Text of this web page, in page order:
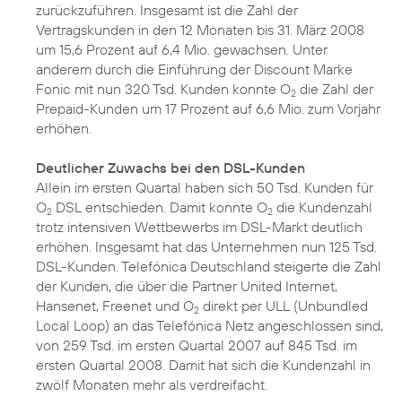
zurückzuführen. Insgesamt ist die Zahl der
Vertragskunden in den 12 Monaten bis 31. März 2008
um 15,6 Prozent auf 6,4 Mio. gewachsen. Unter
anderem durch die Einführung der Discount Marke
Fonic mit nun 320 Tsd. Kunden konnte O2 die Zahl der
Prepaid-Kunden um 17 Prozent auf 6,6 Mio. zum Vorjahr
erhöhen.
Deutlicher Zuwachs bei den DSL-Kunden
Allein im ersten Quartal haben sich 50 Tsd. Kunden für
O2 DSL entschieden. Damit konnte O2 die Kundenzahl
trotz intensiven Wettbewerbs im DSL-Markt deutlich
erhöhen. Insgesamt hat das Unternehmen nun 125 Tsd.
DSL-Kunden. Telefónica Deutschland steigerte die Zahl
der Kunden, die über die Partner United Internet,
Hansenet, Freenet und O2 direkt per ULL (Unbundled
Local Loop) an das Telefónica Netz angeschlossen sind,
von 259 Tsd. im ersten Quartal 2007 auf 845 Tsd. im
ersten Quartal 2008. Damit hat sich die Kundenzahl in
zwölf Monaten mehr als verdreifacht.